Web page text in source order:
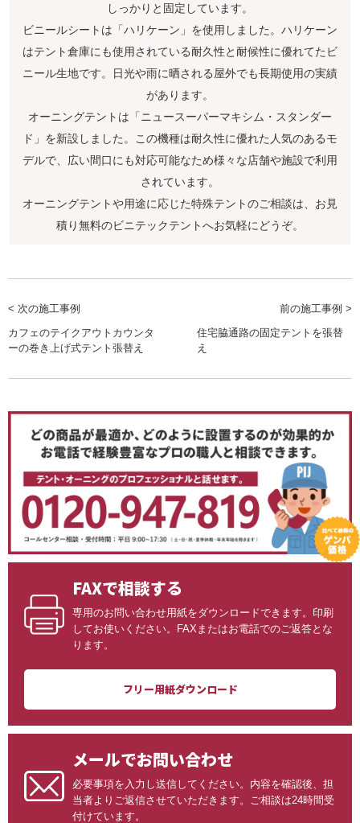
しっかりと固定しています。
ビニールシートは「ハリケーン」を使用しました。ハリケーン
はテント倉庫にも使用されている耐久性と耐候性に優れてたビ
ニール生地です。日光や雨に晒される屋外でも長期使用の実績
があります。
オーニングテントは「ニュースーパーマキシム・スタンダー
ド」を新設しました。この機種は耐久性に優れた人気のあるモ
デルで、広い間口にも対応可能なため様々な店舗や施設で利用
されています。
オーニングテントや用途に応じた特殊テントのご相談は、お見
積り無料のビニテックテントへお気軽にどうぞ。
< 次の施工事例
カフェのテイクアウトカウンタ
ーの巻き上げ式テント張替え
前の施工事例 >
住宅脇通路の固定テントを張替
え
FAXで相談する
専用のお問い合わせ用紙をダウンロードできます。印刷
してお使いください。FAXまたはお電話でのご返答とな
ります。
フリー用紙ダウンロード
メールでお問い合わせ
必要事項を入力し送信してください。内容を確認後、担
当者よりご返信させていただきます。ご相談は24時間受
付けています。